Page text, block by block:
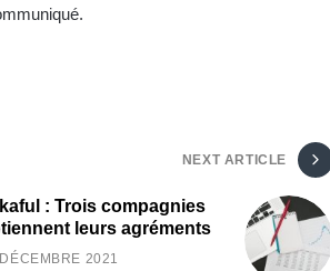
NEXT ARTICLE
: Trois compagnies
leurs agréments
2021